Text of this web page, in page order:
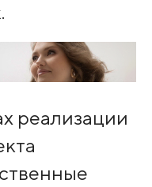
реализации